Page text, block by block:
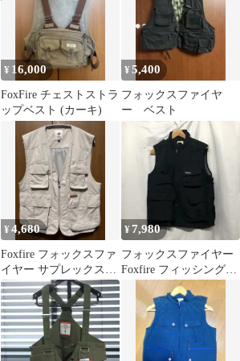
¥ 16,000
FoxFire チェストストラ
ップベスト (カーキ)
¥5,400
フォックスファイヤ
ー ベスト
¥4,680
Foxfire フォックスファ
イヤー サプレックスガ
イドベストII Mサイズ
¥7,980
フォックスファイヤー
Foxfire フィッシングベ
スト M L1888